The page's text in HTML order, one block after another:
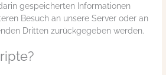
gespeicherten Informationen
Besuch an unsere Server oder an
Dritten zurückgegeben werden.